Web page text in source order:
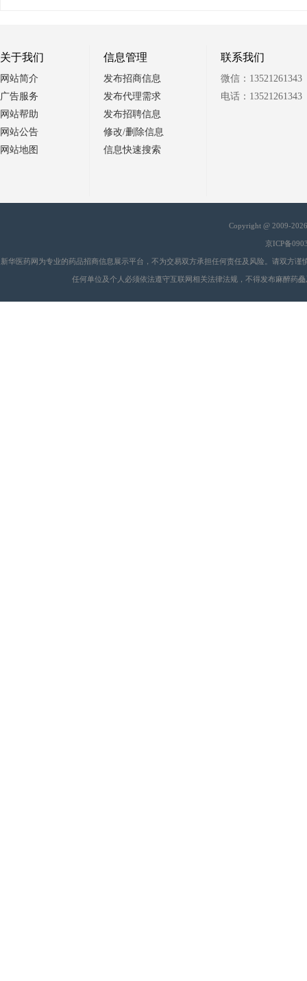
关于我们
网站简介
广告服务
网站帮助
网站公告
网站地图
信息管理
发布招商信息
发布代理需求
发布招聘信息
修改/删除信息
信息快速搜索
联系我们
微信：13521261343
电话：13521261343
Copyright @ 2009-
京ICP备
新华医药网为专业的药品招商信息展示平台，不为交易双方承担任何责任及风险。请双方
会
任何单位及个人必须依法遵守互联网相关法律法规，不得发布麻醉药